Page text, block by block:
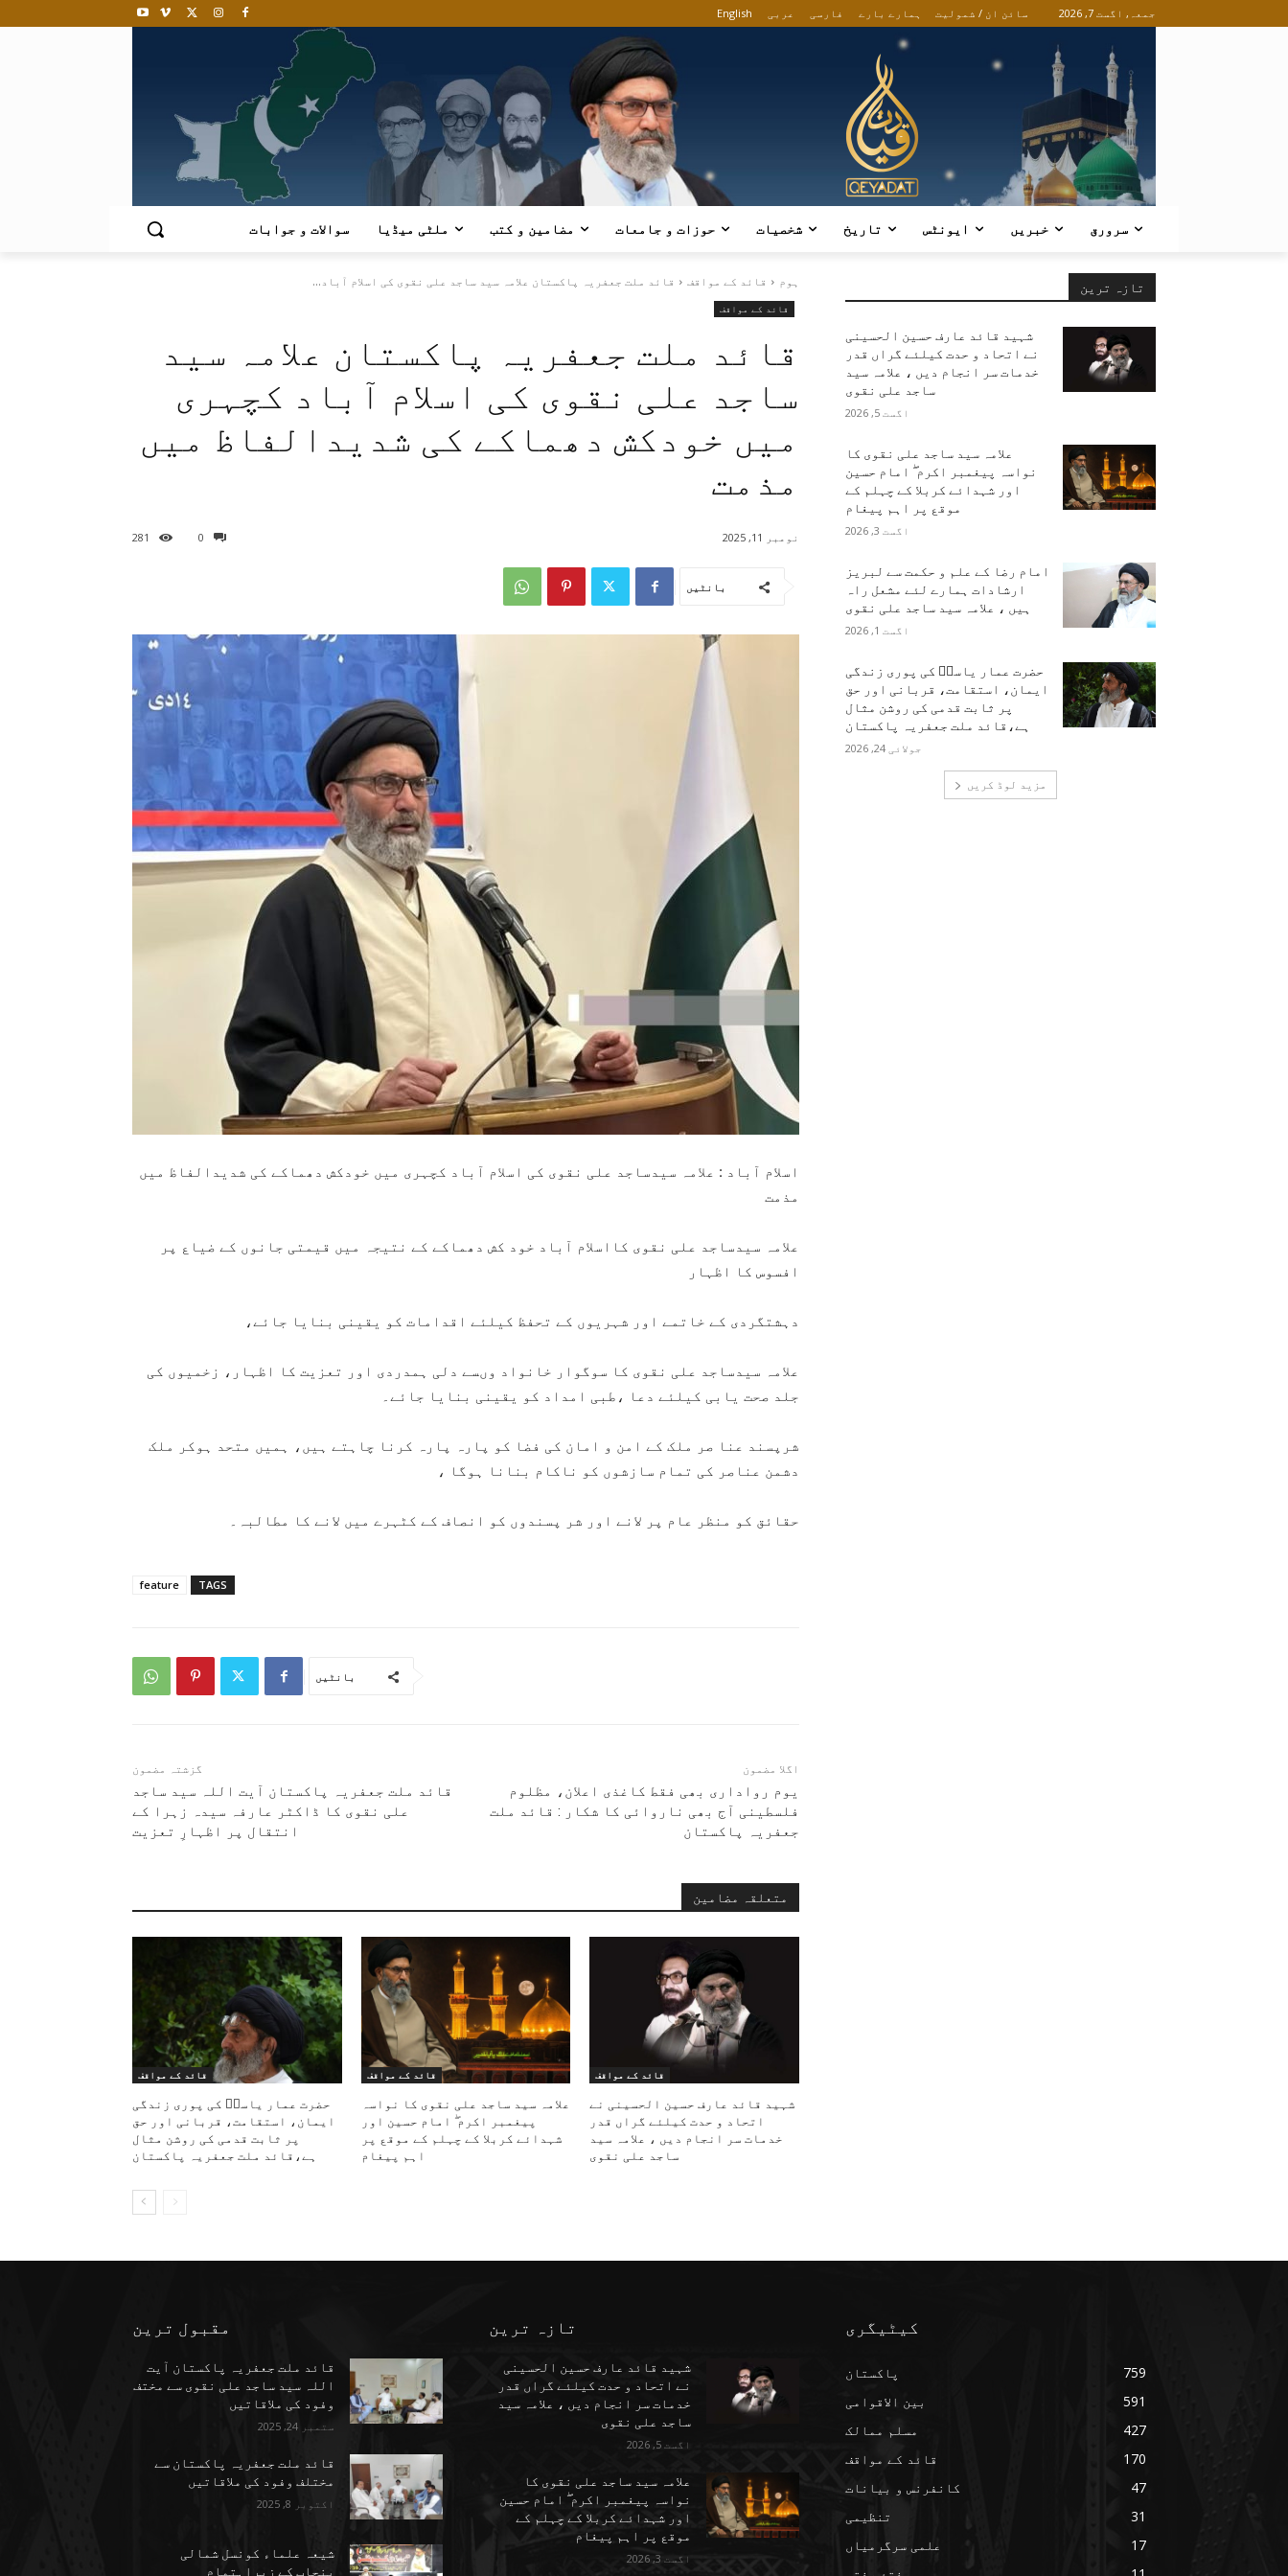
جمعہ, اگست 7, 2026 سائن ان / شمولیت English عربی فارسی ہمارے بارے
سرورق خبریں ایونٹس تاریخ شخصیات حوزات و جامعات مضامین و کتب ملٹی میڈیا سوالات و جوابات
ہوم قائد کے مواقف قائد ملت جعفریہ پاکستان علامہ سید ساجد علی نقوی کی اسلام آباد...
قائد کے مواقف
قائد ملت جعفریہ پاکستان علامہ سید
ساجد علی نقوی کی اسلام آباد کچہری
میں خودکش دھماکے کی شدیدالفاظ میں
مذمت
0
281 نومبر 11, 2025
بانٹیں
اسلام آباد : علامہ سیدساجد علی نقوی کی اسلام آباد کچہری میں خودکش دھماکے کی شدیدالفاظ میں
مذمت
علامہ سیدساجد علی نقوی کااسلام آباد خود کش دھماکے کے نتیجہ میں قیمتی جانوں کے ضیاع پر
افسوس کا اظہار
دہشتگردی کے خاتمے اور شہریوں کے تحفظ کیلئے اقدامات کو یقینی بنایا جائے،
علامہ سیدساجد علی نقوی کا سوگوار خانواد وںسے دلی ہمدردی اور تعزیت کا اظہار، زخمیوں کی
جلد صحت یابی کیلئے دعا ،طبی امداد کو یقینی بنایا جائے۔
شرپسند عنا صر ملک کے امن و امان کی فضا کو پارہ پارہ کرنا چاہتے ہیں، ہمیں متحد ہوکر ملک
دشمن عناصر کی تمام سازشوں کو ناکام بنانا ہوگا ،
حقائق کو منظر عام پر لانے اور شر پسندوں کو انصاف کے کٹہرے میں لانے کا مطالبہ۔
TAGS
feature
بانٹیں
گزشتہ مضمون
قائد ملت جعفریہ پاکستان آیت اللہ سید ساجد
علی نقوی کا ڈاکٹر عارفہ سیدہ زہرا کے
انتقال پر اظہارِ تعزیت
اگلا مضمون
یوم رواداری بھی فقط کاغذی اعلان، مظلوم
فلسطینی آج بھی ناروائی کا شکار : قائد ملت
جعفریہ پاکستان
متعلقہ مضامین
قائد کے مواقف
شہید قائد عارف حسین الحسینی نے
اتحاد و حدت کیلئے گراں قدر
خدمات سر انجام دیں ، علامہ سید
ساجد علی نقوی
قائد کے مواقف
علامہ سید ساجد علی نقوی کا نواسہ
پیغمبر اکرم ۖ امام حسین اور
شہدائے کربلا کے چہلم کے موقع پر
اہم پیغام
قائد کے مواقف
حضرت عمار یاسرؑ کی پوری زندگی
ایمان، استقامت، قربانی اور حق
پر ثابت قدمی کی روشن مثال
ہے،قائد ملت جعفریہ پاکستان
تازہ ترین
شہید قائد عارف حسین الحسینی
نے اتحاد و حدت کیلئے گراں قدر
خدمات سر انجام دیں ، علامہ سید
ساجد علی نقوی
اگست 5, 2026
علامہ سید ساجد علی نقوی کا
نواسہ پیغمبر اکرم ۖ امام حسین
اور شہدائے کربلا کے چہلم کے
موقع پر اہم پیغام
اگست 3, 2026
امام رضا کے علم و حکمت سے لبریز
ارشادات ہمارے لئے مشعل راہ
ہیں ، علامہ سید ساجد علی نقوی
اگست 1, 2026
حضرت عمار یاسرؑ کی پوری زندگی
ایمان، استقامت، قربانی اور حق
پر ثابت قدمی کی روشن مثال
ہے،قائد ملت جعفریہ پاکستان
جولائی 24, 2026
مزید لوڈ کریں
مقبول ترین
قائد ملت جعفریہ پاکستان آیت
اللہ سید ساجد علی نقوی سے مختف
وفود کی ملاقاتیں
ستمبر 24, 2025
قائد ملت جعفریہ پاکستان سے
مختلف وفود کی ملاقاتیں
اکتوبر 8, 2025
شیعہ علماء کونسل شمالی
پنجاب کے زیراہتمام
تازہ ترین
شہید قائد عارف حسین الحسینی
نے اتحاد و حدت کیلئے گراں قدر
خدمات سر انجام دیں ، علامہ سید
ساجد علی نقوی
اگست 5, 2026
علامہ سید ساجد علی نقوی کا
نواسہ پیغمبر اکرم ۖ امام حسین
اور شہدائے کربلا کے چہلم کے
موقع پر اہم پیغام
اگست 3, 2026
کیٹیگری
پاکستان
759
بین الاقوامی
591
مسلم ممالک
427
قائد کے مواقف
170
کانفرنس و بیانات
47
تنظیمی
31
علمی سرگرمیاں
17